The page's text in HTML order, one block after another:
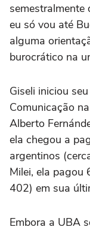
semestralmente
eu só vou até
alguma
burocrático na
Giseli iniciou
Comunicação
Alberto
ela chegou a
argentinos
Milei, ela pagou
402) em sua
Embora a UBA